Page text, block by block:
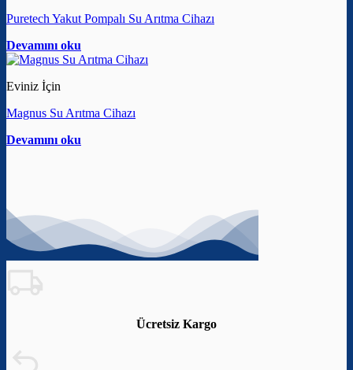
Puretech Yakut Pompalı Su Arıtma Cihazı
Devamını oku
Eviniz İçin
Magnus Su Arıtma Cihazı
Devamını oku
Ücretsiz Kargo